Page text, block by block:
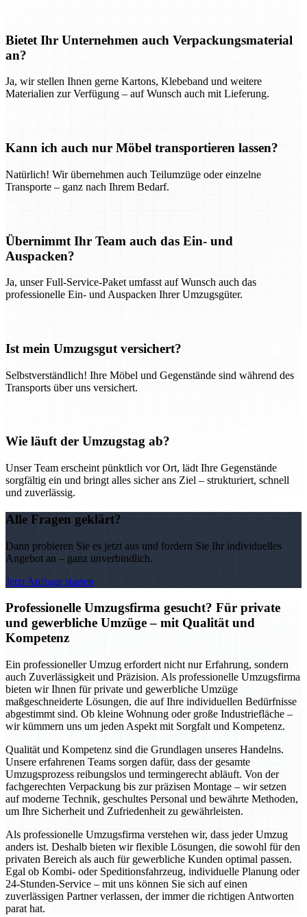
Bietet Ihr Unternehmen auch Verpackungsmaterial
an?
Ja, wir stellen Ihnen gerne Kartons, Klebeband und weitere
Materialien zur Verfügung – auf Wunsch auch mit Lieferung.
Kann ich auch nur Möbel transportieren lassen?
Natürlich! Wir übernehmen auch Teilumzüge oder einzelne
Transporte – ganz nach Ihrem Bedarf.
Übernimmt Ihr Team auch das Ein- und
Auspacken?
Ja, unser Full-Service-Paket umfasst auf Wunsch auch das
professionelle Ein- und Auspacken Ihrer Umzugsgüter.
Ist mein Umzugsgut versichert?
Selbstverständlich! Ihre Möbel und Gegenstände sind während des
Transports über uns versichert.
Wie läuft der Umzugstag ab?
Unser Team erscheint pünktlich vor Ort, lädt Ihre Gegenstände
sorgfältig ein und bringt alles sicher ans Ziel – strukturiert, schnell
und zuverlässig.
Alle Fragen geklärt?
Dann probieren Sie es jetzt aus und fordern Sie Ihr individuelles
Angebot an – ganz unverbindlich.
Jetzt Anfrage starten
Professionelle Umzugsfirma gesucht? Für private
und gewerbliche Umzüge – mit Qualität und
Kompetenz
Ein professioneller Umzug erfordert nicht nur Erfahrung, sondern
auch Zuverlässigkeit und Präzision. Als professionelle Umzugsfirma
bieten wir Ihnen für private und gewerbliche Umzüge
maßgeschneiderte Lösungen, die auf Ihre individuellen Bedürfnisse
abgestimmt sind. Ob kleine Wohnung oder große Industriefläche –
wir kümmern uns um jeden Aspekt mit Sorgfalt und Kompetenz.
Qualität und Kompetenz sind die Grundlagen unseres Handelns.
Unsere erfahrenen Teams sorgen dafür, dass der gesamte
Umzugsprozess reibungslos und termingerecht abläuft. Von der
fachgerechten Verpackung bis zur präzisen Montage – wir setzen
auf moderne Technik, geschultes Personal und bewährte Methoden,
um Ihre Sicherheit und Zufriedenheit zu gewährleisten.
Als professionelle Umzugsfirma verstehen wir, dass jeder Umzug
anders ist. Deshalb bieten wir flexible Lösungen, die sowohl für den
privaten Bereich als auch für gewerbliche Kunden optimal passen.
Egal ob Kombi- oder Speditionsfahrzeug, individuelle Planung oder
24-Stunden-Service – mit uns können Sie sich auf einen
zuverlässigen Partner verlassen, der immer die richtigen Antworten
parat hat.